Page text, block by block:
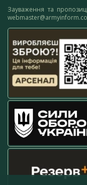
Зауваження та